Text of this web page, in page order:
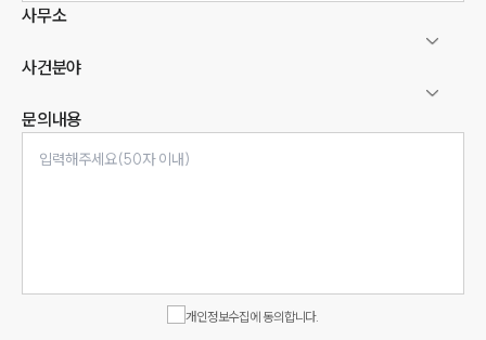
사무소
사건분야
문의내용
개인정보수집에 동의합니다.